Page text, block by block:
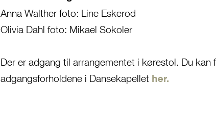
Anna Walther foto: Line Eskerod
Olivia Dahl foto: Mikael Sokoler
Der er adgang til arrangementet i kørestol. Du
adgangsforholdene i Dansekapellet her.